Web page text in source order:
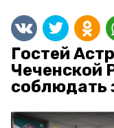
Гостей
Чеченской
соблюдать